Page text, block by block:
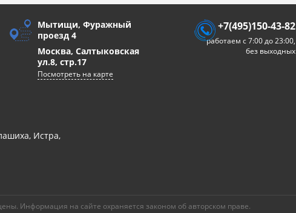
Мытищи, Фуражный
проезд 4
Москва, Салтыковская
ул.8, стр.17
Посмотреть на карте
+7(495)150-43-82
работаем с 7:00 до 23:00,
без выходных
Истра,
Информация на сайте охраняется законом об авторском праве.